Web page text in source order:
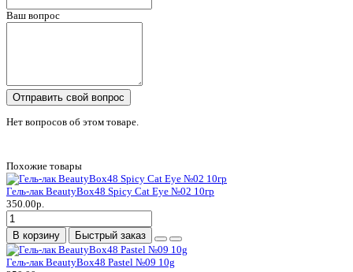
Ваш вопрос
Отправить свой вопрос
Нет вопросов об этом товаре.
Похожие товары
Гель-лак BeautyBox48 Spicy Cat Eye №02 10гр
350.00р.
В корзину Быстрый заказ
Гель-лак BeautyBox48 Pastel №09 10g